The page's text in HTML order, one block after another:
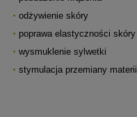
odżywienie skóry
poprawa elastyczności skóry
wysmuklenie sylwetki
stymulacja przemiany materii